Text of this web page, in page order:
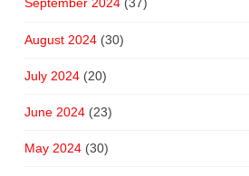
September 2024(37)
August 2024(30)
July 2024(20)
June 2024(23)
May 2024(30)